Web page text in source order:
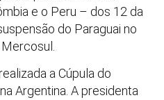
e o Peru – dos 12 da
do Paraguai no
a Cúpula do
Argentina. A presidenta